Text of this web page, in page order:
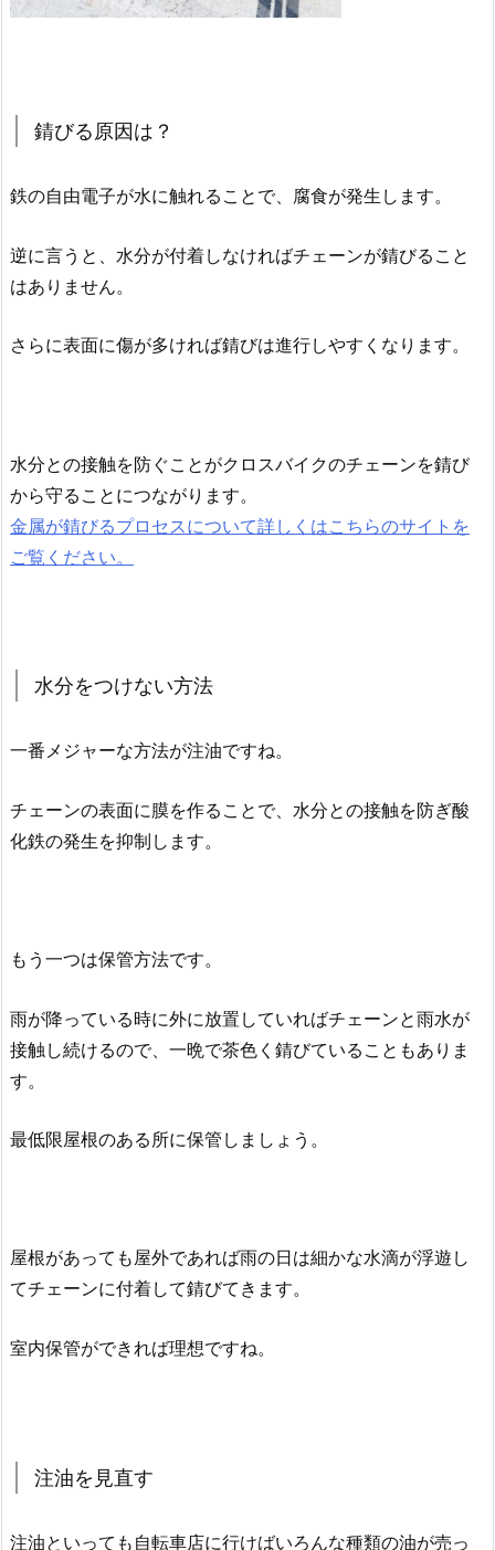
錆びる原因は？
鉄の自由電子が水に触れることで、腐食が発生します。
逆に言うと、水分が付着しなければチェーンが錆びること
はありません。
さらに表面に傷が多ければ錆びは進行しやすくなります。
水分との接触を防ぐことがクロスバイクのチェーンを錆び
から守ることにつながります。
金属が錆びるプロセスについて詳しくはこちらのサイトを
ご覧ください。
水分をつけない方法
一番メジャーな方法が注油ですね。
チェーンの表面に膜を作ることで、水分との接触を防ぎ酸
化鉄の発生を抑制します。
もう一つは保管方法です。
雨が降っている時に外に放置していればチェーンと雨水が
接触し続けるので、一晩で茶色く錆びていることもありま
す。
最低限屋根のある所に保管しましょう。
屋根があっても屋外であれば雨の日は細かな水滴が浮遊し
てチェーンに付着して錆びてきます。
室内保管ができれば理想ですね。
注油を見直す
注油といっても自転車店に行けばいろんな種類の油が売っ